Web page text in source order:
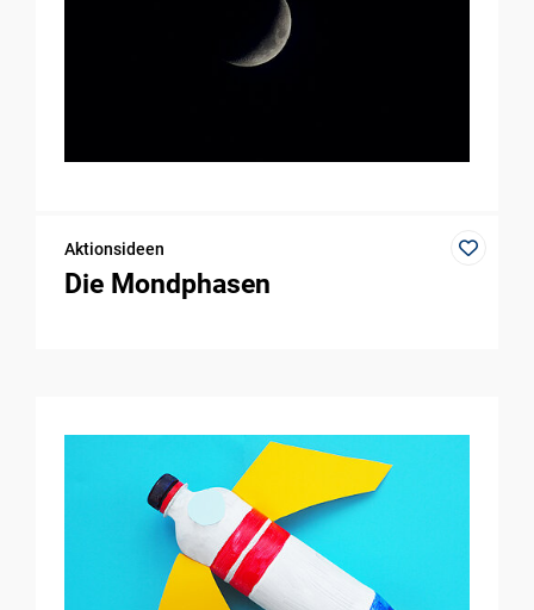
Aktionsideen
Die Mondphasen